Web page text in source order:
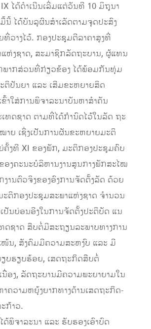
ໄດ້ດໍາເນີນເລີ່ມແຕ່ວັນທີ 10 ມິຖຸນາ
ນີ້ ໄດ້ບັນລຸຜົນສໍາເລັດຕາມຈຸດປະສົງ
ວາງໄວ້. ກອງປະຊຸມຕີລາຄາສູງທີ່
ຫ່ງຊາດ, ສະມາຊິກລັດຖະບານ, ຜູ້ແທນ
ພາກສ່ວນທີ່ກ່ຽວຂ້ອງ ໄດ້ພ້ອມກັນທຸ່ມ
ຕິປັນຍາ ແລະ ເສີມຂະຫຍາຍສິດ
າໃສ່ການພິຈາລະນາບັນຫາສໍາຄັນ
ທດຊາດ ຕາມທີ່ໄດ້ກໍານົດໄວ້ໃນລັດ ຖະ
ຍ ເຊິ່ງເປັນການຜັນຂະຫຍາຍມະຕິ
ຄັ້ງທີ XI ຂອງພັກ, ມະຕິກອງປະຊຸມຄົບ
ອງຄະນະບໍລິຫານງານສູນກາງພັກສະໄໝ
ງານຕົວຈິງຂອງອົງການຈັດຕັ້ງລັດ ດ້ວຍ
ຕິກອງປະຊຸມສະພາແຫ່ງຊາດ ຈໍານວນ
ປັນບ່ອນອີງໃນການຈັດຕັ້ງປະຕິບັດ ແນ
ດຊາດ ສືບຕໍ່ມີສະຖຽນລະພາບທາງການ
ໜ້ນ, ສັງຄົມມີຄວາມສະຫງົບ ແລະ ມີ
ບຮຽບຮ້ອຍ, ເສດຖະກິດສືບຕໍ່
ອງ, ລັດຖະບານມີຄວາມພະຍາຍາມໃນ
ຄວາມຫຍຸ້ງຍາກທາງດ້ານເສດຖະກິດ-
ກ້າວ.
ດ້ພິຈາລະນາ ແລະ ຮັບຮອງເອົາບົດ